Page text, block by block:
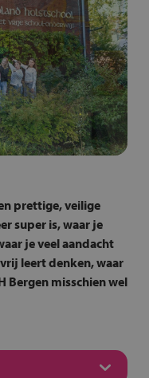
prettige, veilige
super is, waar je
je veel aandacht
leert denken, waar
Bergen misschien wel